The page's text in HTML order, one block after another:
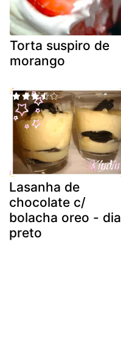
Torta suspiro de
morango
Lasanha de
chocolate c/
bolacha oreo - dia
preto